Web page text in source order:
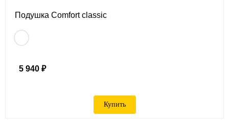
Подушка Comfort classic
5 940 ₽
Купить